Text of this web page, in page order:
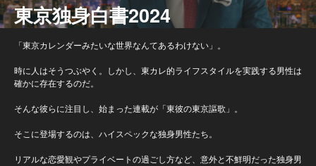
東京独身白書2024
「東京カレンダーみたいな世界なんてあるわけない」。
時に人はそうつぶやく。しかし、東カレ的ライフスタイルを実践する男性は
確かに存在するのだ。
そんな彼らに注目し、始まった連載が「東彼の東京謳歌」。
そこに登場するのは、ハイスペックな独身男性たち。
リアルな恋愛観やプライベートの過ごし方など、意外と不鮮明だった独身男